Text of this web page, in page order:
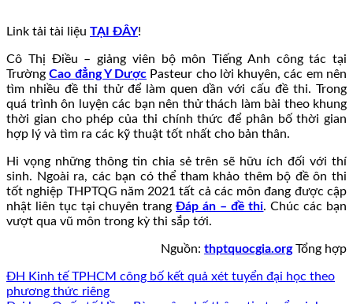
Link tải tài liệu TẠI ĐÂY!
Cô Thị Điều – giảng viên bộ môn Tiếng Anh công tác tại
TrườngCao đẳng Y Dược Pasteur cho lời khuyên, các em nên
tìm nhiều đề thi thử để làm quen dần với cấu đề thi. Trong
quá trình ôn luyện các bạn nên thử thách làm bài theo khung
thời gian cho phép của thi chính thức để phân bố thời gian
hợp lý và tìm ra các kỹ thuật tốt nhất cho bản thân.
Hi vọng những thông tin chia sẻ trên sẽ hữu ích đối với thí
sinh. Ngoài ra, các bạn có thể tham khảo thêm bộ đề ôn thi
tốt nghiệp THPTQG năm 2021 tất cả các môn đang được cập
nhật liên tục tại chuyên trangĐáp án – đề thi. Chúc các bạn
vượt qua vũ môn trong kỳ thi sắp tới.
Nguồn: thptquocgia.orgTổng hợp
ĐH Kinh tế TPHCM công bố kết quả xét tuyển đại học theo
phương thức riêng